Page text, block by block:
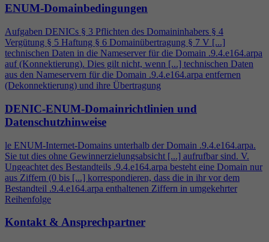
ENUM-Domainbedingungen
Aufgaben DENICs § 3 Pflichten des Domaininhabers § 4
Vergütung § 5 Haftung § 6 Domainübertragung § 7 V [...]
technischen Daten in die Nameserver für die Domain .9.4.e164.arpa
auf (Konnektierung). Dies gilt nicht, wenn [...] technischen Daten
aus den Nameservern für die Domain .9.4.e164.arpa entfernen
(Dekonnektierung) und ihre Übertragung
DENIC-ENUM-Domainrichtlinien und
Datenschutzhinweise
le ENUM-Internet-Domains unterhalb der Domain .9.4.e164.arpa.
Sie tut dies ohne Gewinnerzielungsabsicht [...] aufrufbar sind. V.
Ungeachtet des Bestandteils .9.4.e164.arpa besteht eine Domain nur
aus Ziffern (0 bis [...] korrespondieren, dass die in ihr vor dem
Bestandteil .9.4.e164.arpa enthaltenen Ziffern in umgekehrter
Reihenfolge
Kontakt & Ansprechpartner